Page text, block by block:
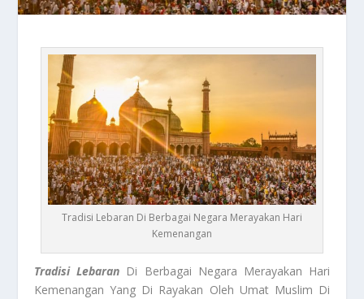
Tradisi Lebaran Di Berbagai Negara Merayakan Hari
Kemenangan
Tradisi Lebaran Di Berbagai Negara Merayakan Hari
Kemenangan Yang Di Rayakan Oleh Umat Muslim Di